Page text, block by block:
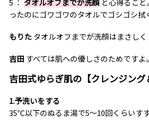
5 ： タオルオフまでが洗顔と心得ること
ったのにゴワゴワのタオルでゴシゴシ拭
もりたタオルオフまでが洗顔はまさしく
吉田すべては肌への優しさのためですよ。
吉田式ゆらぎ肌の【クレンジング
1.予洗いをする
35℃以下のぬるま湯で5～10回くらいすす